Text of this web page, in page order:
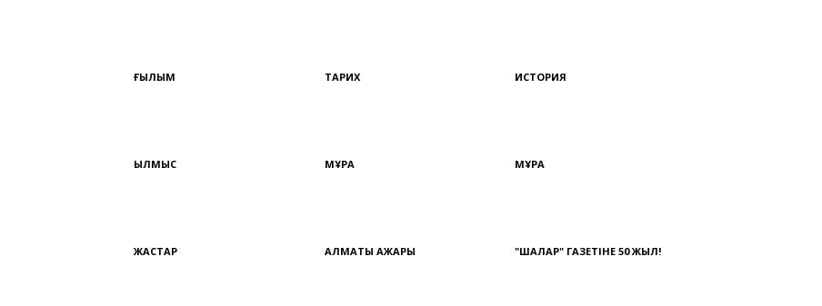
ҒЫЛЫМ ТАРИХ ИСТОРИЯ
ҚЫЛМЫС МҰРА МҰРА
ЖАСТАР АЛМАТЫ АЖАРЫ "ШАЛҚАР" ГАЗЕТІНЕ 50 ЖЫЛ!